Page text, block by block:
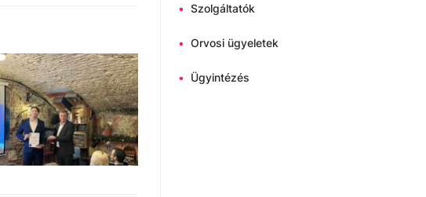
• Szolgáltatók
• Orvosi ügyeletek
• Ügyintézés